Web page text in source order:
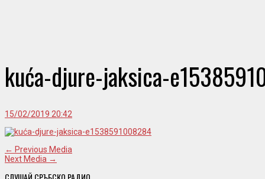
kuća-djure-jaksica-
15/02/2019 20:42
← Previous Media
Next Media →